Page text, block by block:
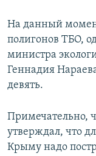
На данный
полигонов ТБО,
министра
Геннадия
девять.
Примечательно,
утверждал, что
Крыму надо